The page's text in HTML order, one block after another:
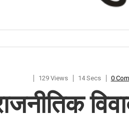
129 Views 14 Secs 0